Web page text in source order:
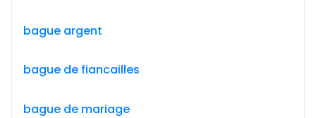
bague argent
bague de fiancailles
bague de mariage